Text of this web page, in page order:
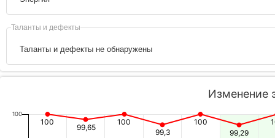
Таланты и дефекты
Таланты и дефекты не обнаружены
Изменение
100
99,65
100
99,3
100
99,29
100